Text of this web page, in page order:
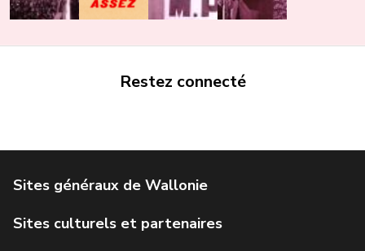
Restez connecté
Service public de Wallonie